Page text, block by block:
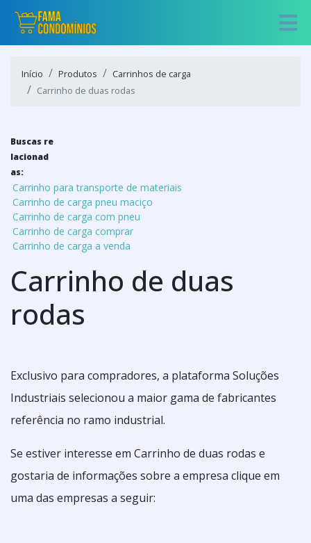
Início Produtos
Carrinhos de carga
Carrinho de duas rodas
Buscas re
lacionad
as:
Carrinho para transporte de materiais
Carrinho de carga pneu maciço
Carrinho de carga com pneu
Carrinho de carga comprar
Carrinho de carga a venda
Carrinho de duas
rodas
Exclusivo para compradores, a plataforma Soluções
Industriais selecionou a maior gama de fabricantes
referência no ramo industrial.
Se estiver interesse em Carrinho de duas rodas e
gostaria de informações sobre a empresa clique em
uma das empresas a seguir: